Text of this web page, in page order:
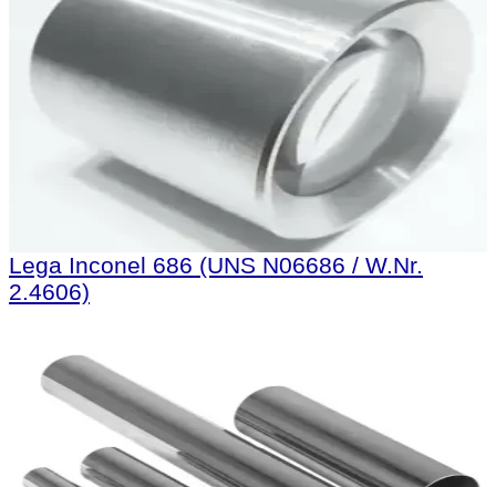
Lega Inconel 686 (UNS N06686 / W.Nr.
2.4606)